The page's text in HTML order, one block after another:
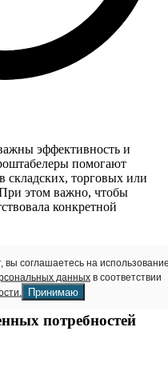
эффективность и
помогают
складских, торговых или
этом важно, чтобы
конкретной
УСТАНОВКА И
потребностей
вы соглашаетесь на
данных в соответствии
Принимаю